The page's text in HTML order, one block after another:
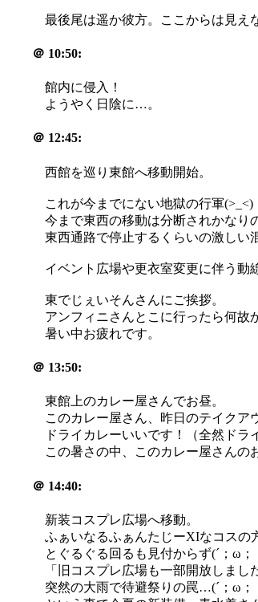
最後尾は遥か彼方。ここからは見え
＠ 10:50:
館内に侵入！
ようやく日陰に…。
＠ 12:45:
西館を巡り東館へ移動開始。
これが今までにない地獄の行軍(>_<)
今まで東西の移動は分断されかな
東西通路で停止するくらいの激し
イベント広場や更衣室変更に伴う動
東でじぇいそんさんにご挨拶。
アンフィニさんとこに行ったら何故
暑い中お疲れです。
＠ 13:50:
東館上のカレー屋さんでお昼。
このカレー屋さん、昨日のテイクア
ドライカレーいいです！（全然ドラ
この暑さの中、このカレー屋さん
＠ 14:40:
新装コスプレ広場へ移動。
ふぁいなるふぁんたじーXIなコスの
とぐるぐる回るも見付からず(´；ω；
「旧コスプレ広場も一部開放しま
突然の大雨で待避祭りの罠…(´；ω；